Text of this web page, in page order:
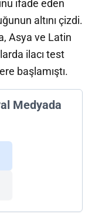
ifade eden
altını çizdi.
Asya ve Latin
ilacı test
başlamıştı.
Medyada